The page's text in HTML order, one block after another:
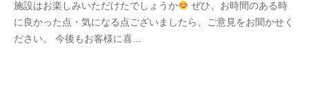
d
m
i
施設はお楽しみいただけたでしょうか
ぜひ、お時間のある時
に良かった点・気になる点ございましたら、ご意見をお聞かせく
ださい。 今後もお客様に喜...